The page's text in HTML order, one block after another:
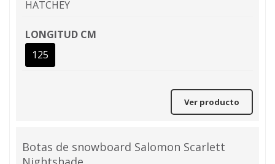
HATCHEY
LONGITUD CM
125
Ver producto
Botas de snowboard Salomon Scarlett